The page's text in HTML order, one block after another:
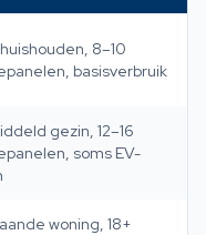
8–10
basisverbruik
gezin, 12–16
soms EV-
woning, 18+